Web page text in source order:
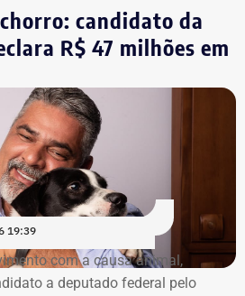
candidato da
R$ 47 milhões em
19:39
com a causa animal,
a deputado federal pelo